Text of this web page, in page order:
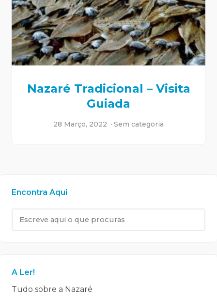
Nazaré Tradicional – Visita
Guiada
28 Março, 2022 Sem categoria
Encontra Aqui
A Ler!
Tudo sobre a Nazaré